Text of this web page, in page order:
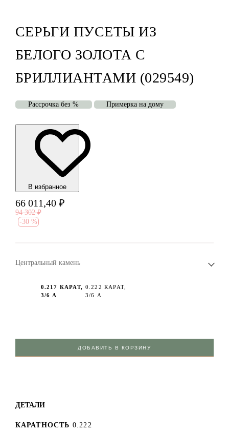
СЕРЬГИ ПУСЕТЫ ИЗ
БЕЛОГО ЗОЛОТА С
БРИЛЛИАНТАМИ (029549)
Рассрочка без % Примерка на дому
В избранноe
66 011,40 ₽
94 302 ₽
-30 %
Центральный камень
0.217 КАРАТ,
3/6 А
0.222 КАРАТ,
3/6 А
ДОБАВИТЬ В КОРЗИНУ
ДЕТАЛИ
КАРАТНОСТЬ 0.222